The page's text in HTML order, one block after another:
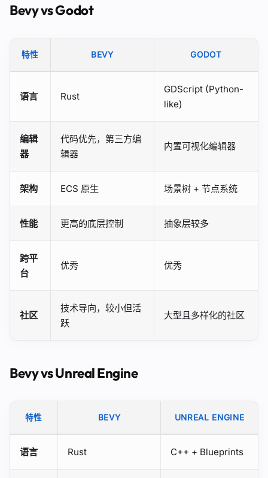
Bevy vs Godot
特性 BEVY GODOT
语言 Rust
GDScript (Python-
like)
编辑
器
代码优先，第三方编
辑器
内置可视化编辑器
架构 ECS 原生 场景树 + 节点系统
性能 更高的底层控制 抽象层较多
跨平
台
优秀 优秀
社区
技术导向，较小但活
跃
大型且多样化的社区
Bevy vs Unreal Engine
特性 BEVY UNREAL ENGINE
语言 Rust C++ + Blueprints